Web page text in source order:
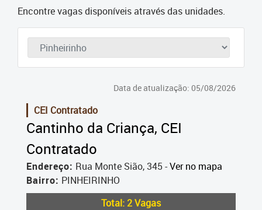
Cadastro Online
Portal Aprendere
Encontre vagas disponíveis através das unidades.
Data de atualização: 05/08/2026
CEI Contratado
Cantinho da Criança, CEI
Contratado
Endereço: Rua Monte Sião, 345 -Ver no mapa
Bairro: PINHEIRINHO
Total: 2 Vagas